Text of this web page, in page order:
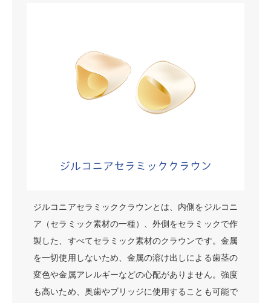
ジルコニアセラミッククラウン
ジルコニアセラミッククラウンとは、内側をジルコニ
ア（セラミック素材の一種）、外側をセラミックで作
製した、すべてセラミック素材のクラウンです。金属
を一切使用しないため、金属の溶け出しによる歯茎の
変色や金属アレルギーなどの心配がありません。強度
も高いため、奥歯やブリッジに使用することも可能で